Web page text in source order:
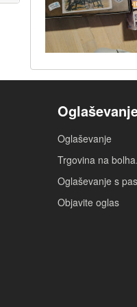
Oglaševanje
Trgovina na
Oglaševanje s
Objavite oglas